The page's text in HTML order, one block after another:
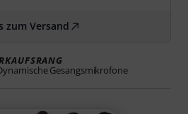
zum Versand
Gesangsmikrofone